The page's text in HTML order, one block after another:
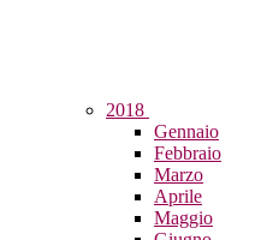
2018
Gennaio
Febbraio
Marzo
Aprile
Maggio